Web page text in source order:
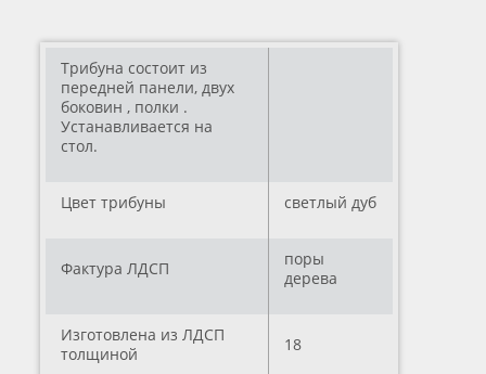
Трибуна состоит из
передней панели, двух
боковин , полки .
Устанавливается на
стол.
Цвет трибуны светлый дуб
Фактура ЛДСП
поры
дерева
Изготовлена из ЛДСП
толщиной
18